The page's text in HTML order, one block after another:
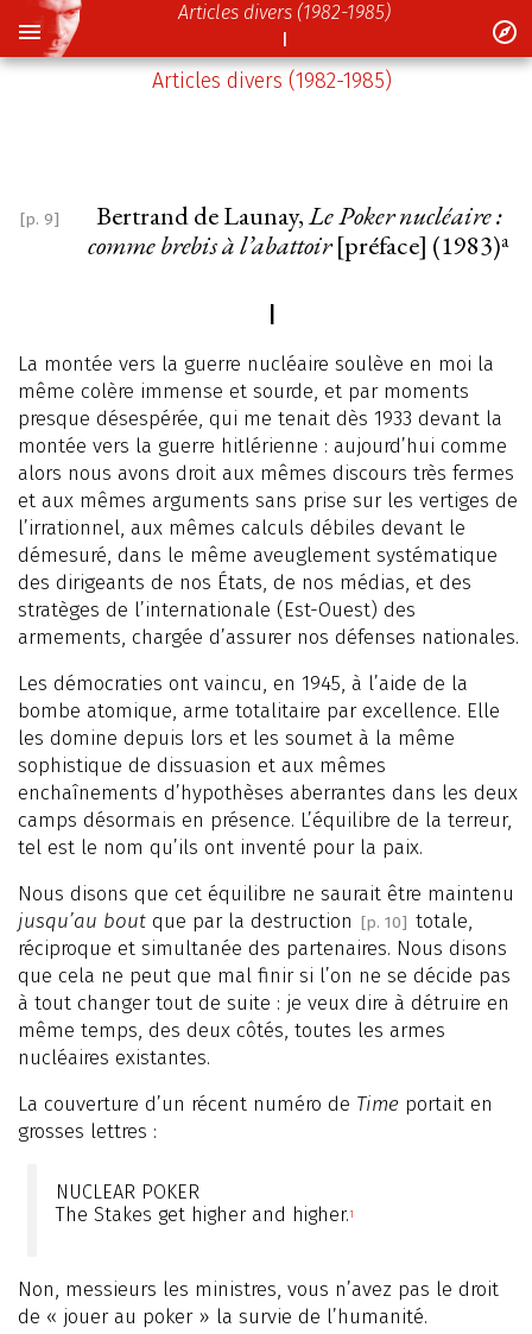
Articles divers (1982-1985)
I
Articles divers (1982-1985)
[p. 9] Bertrand de Launay,Le Poker nucléaire :
comme brebis à l’abattoir[préface] (1983)a
I
La montée vers la guerre nucléaire soulève en moi la
même colère immense et sourde, et par moments
presque désespérée, qui me tenait dès 1933 devant la
montée vers la guerre hitlérienne : aujourd’hui comme
alors nous avons droit aux mêmes discours très fermes
et aux mêmes arguments sans prise sur les vertiges de
l’irrationnel, aux mêmes calculs débiles devant le
démesuré, dans le même aveuglement systématique
des dirigeants de nos États, de nos médias, et des
stratèges de l’internationale (Est-Ouest) des
armements, chargée d’assurer nos défenses nationales.
Les démocraties ont vaincu, en 1945, à l’aide de la
bombe atomique, arme totalitaire par excellence. Elle
les domine depuis lors et les soumet à la même
sophistique de dissuasion et aux mêmes
enchaînements d’hypothèses aberrantes dans les deux
camps désormais en présence. L’équilibre de la terreur,
tel est le nom qu’ils ont inventé pour la paix.
Nous disons que cet équilibre ne saurait être maintenu
jusqu’au bout que par la destruction [p. 10] totale,
réciproque et simultanée des partenaires. Nous disons
que cela ne peut que mal finir si l’on ne se décide pas
à tout changer tout de suite : je veux dire à détruire en
même temps, des deux côtés, toutes les armes
nucléaires existantes.
La couverture d’un récent numéro de Time portait en
grosses lettres :
NUCLEAR POKER
The Stakes get higher and higher.1
Non, messieurs les ministres, vous n’avez pas le droit
de « jouer au poker » la survie de l’humanité.